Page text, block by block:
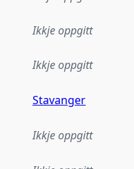
Ikkje oppgitt
Ikkje oppgitt
Stavanger
Ikkje oppgitt